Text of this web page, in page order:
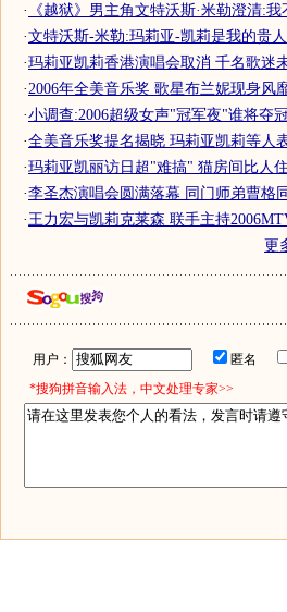
· 《越狱》男主角文特沃斯·米勒澄清:我
·文特沃斯-米勒:玛莉亚-凯莉是我的贵
·玛莉亚凯莉香港演唱会取消 千名歌迷
·2006年全美音乐奖 歌星布兰妮现身风
·小调查:2006超级女声"冠军夜"谁将夺
·全美音乐奖提名揭晓 玛莉亚凯莉等人
·玛莉亚凯丽访日超"难搞" 猫房间比人
·李圣杰演唱会圆满落幕 同门师弟曹格
·王力宏与凯莉克莱森 联手主持
更
用户： 匿名
*搜狗拼音输入法，中文处理专家>>